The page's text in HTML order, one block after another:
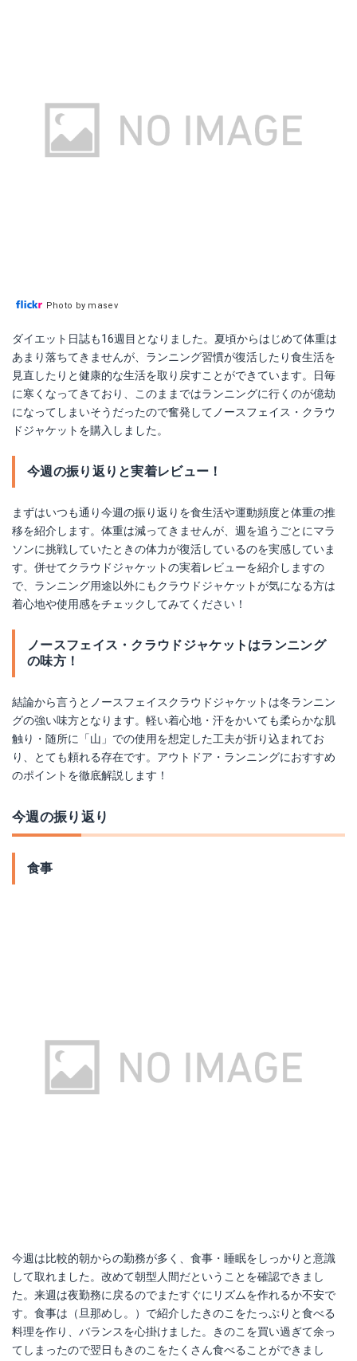
Photo by masev
ダイエット日誌も16週目となりました。夏頃からはじめて体重は
あまり落ちてきませんが、ランニング習慣が復活したり食生活を
見直したりと健康的な生活を取り戻すことができています。日毎
に寒くなってきており、このままではランニングに行くのが億劫
になってしまいそうだったので奮発してノースフェイス・クラウ
ドジャケットを購入しました。
今週の振り返りと実着レビュー！
まずはいつも通り今週の振り返りを食生活や運動頻度と体重の推
移を紹介します。体重は減ってきませんが、週を追うごとにマラ
ソンに挑戦していたときの体力が復活しているのを実感していま
す。併せてクラウドジャケットの実着レビューを紹介しますの
で、ランニング用途以外にもクラウドジャケットが気になる方は
着心地や使用感をチェックしてみてください！
ノースフェイス・クラウドジャケットはランニング
の味方！
結論から言うとノースフェイスクラウドジャケットは冬ランニン
グの強い味方となります。軽い着心地・汗をかいても柔らかな肌
触り・随所に「山」での使用を想定した工夫が折り込まれてお
り、とても頼れる存在です。アウトドア・ランニングにおすすめ
のポイントを徹底解説します！
今週の振り返り
食事
今週は比較的朝からの勤務が多く、食事・睡眠をしっかりと意識
して取れました。改めて朝型人間だということを確認できまし
た。来週は夜勤務に戻るのでまたすぐにリズムを作れるか不安で
す。食事は（旦那めし。）で紹介したきのこをたっぷりと食べる
料理を作り、バランスを心掛けました。きのこを買い過ぎて余っ
てしまったので翌日もきのこをたくさん食べることができまし